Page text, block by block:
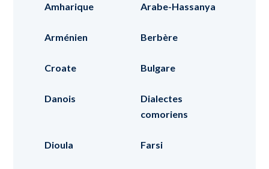
Amharique Arabe-Hassanya
Arménien Berbère
Croate Bulgare
Danois
Dialectes
comoriens
Dioula Farsi